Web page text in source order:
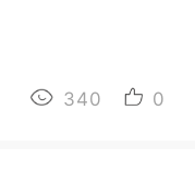
340 0